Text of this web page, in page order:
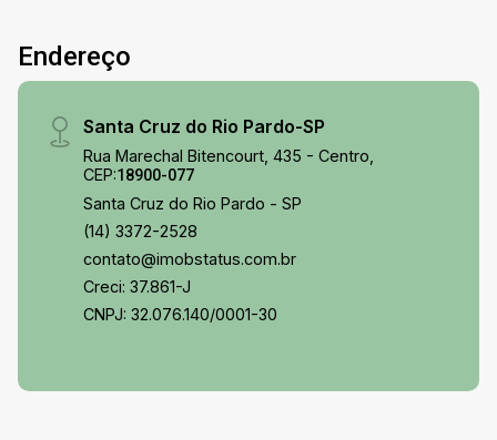
Endereço
Santa Cruz do Rio Pardo-SP
Rua Marechal Bitencourt, 435 - Centro,
CEP:18900-077
Santa Cruz do Rio Pardo - SP
(14) 3372-2528
contato@imobstatus.com.br
Creci: 37.861-J
CNPJ: 32.076.140/0001-30